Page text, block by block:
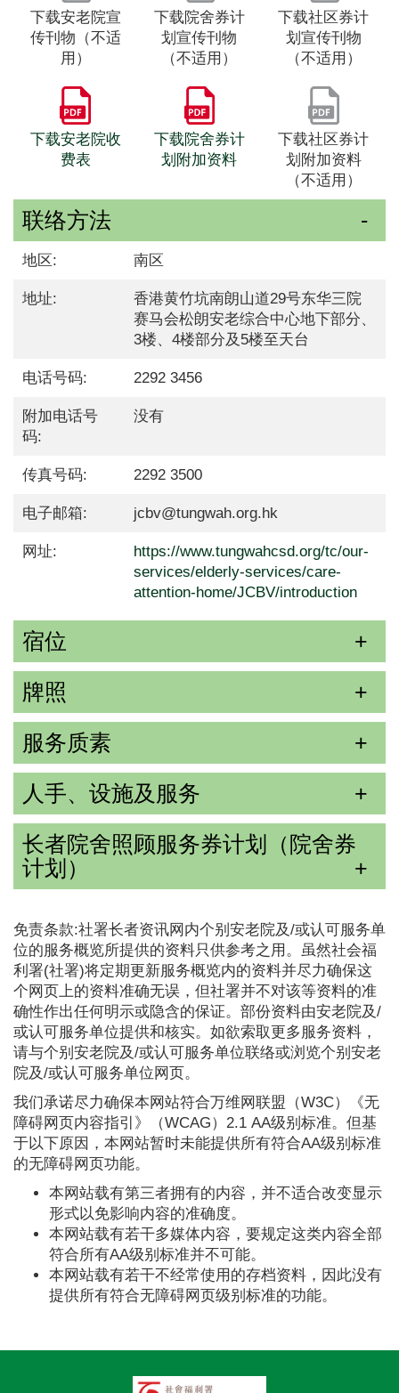
下载安老院宣
传刊物（不适
用）
下载院舍券计
划宣传刊物
（不适用）
下载社区券计
划宣传刊物
（不适用）
下载安老院收
费表
下载院舍券计
划附加资料
下载社区券计
划附加资料
（不适用）
联络方法
地区: 南区
地址:
香港黄竹坑南朗山道29号东华三院
赛马会松朗安老综合中心地下部分、
3楼、4楼部分及5楼至天台
电话号码: 2292 3456
附加电话号
码:
没有
传真号码: 2292 3500
电子邮箱: jcbv@tungwah.org.hk
网址:
https://www.tungwahcsd.org/tc/our-
services/elderly-services/care-
attention-home/JCBV/introduction
宿位
牌照
服务质素
人手、设施及服务
长者院舍照顾服务券计划（院舍券
计划）
免责条款:社署长者资讯网内个别安老院及/或认可服务单
位的服务概览所提供的资料只供参考之用。虽然社会福
利署(社署)将定期更新服务概览内的资料并尽力确保这
个网页上的资料准确无误，但社署并不对该等资料的准
确性作出任何明示或隐含的保证。部份资料由安老院及/
或认可服务单位提供和核实。如欲索取更多服务资料，
请与个别安老院及/或认可服务单位联络或浏览个别安老
院及/或认可服务单位网页。
我们承诺尽力确保本网站符合万维网联盟（W3C）《无
障碍网页内容指引》（WCAG）2.1 AA级别标准。但基
于以下原因，本网站暂时未能提供所有符合AA级别标准
的无障碍网页功能。
本网站载有第三者拥有的内容，并不适合改变显示
形式以免影响内容的准确度。
本网站载有若干多媒体内容，要规定这类内容全部
符合所有AA级别标准并不可能。
本网站载有若干不经常使用的存档资料，因此没有
提供所有符合无障碍网页级别标准的功能。